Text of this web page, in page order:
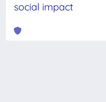
social impact